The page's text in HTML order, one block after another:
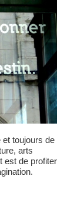
et toujours de
arts
est de profiter